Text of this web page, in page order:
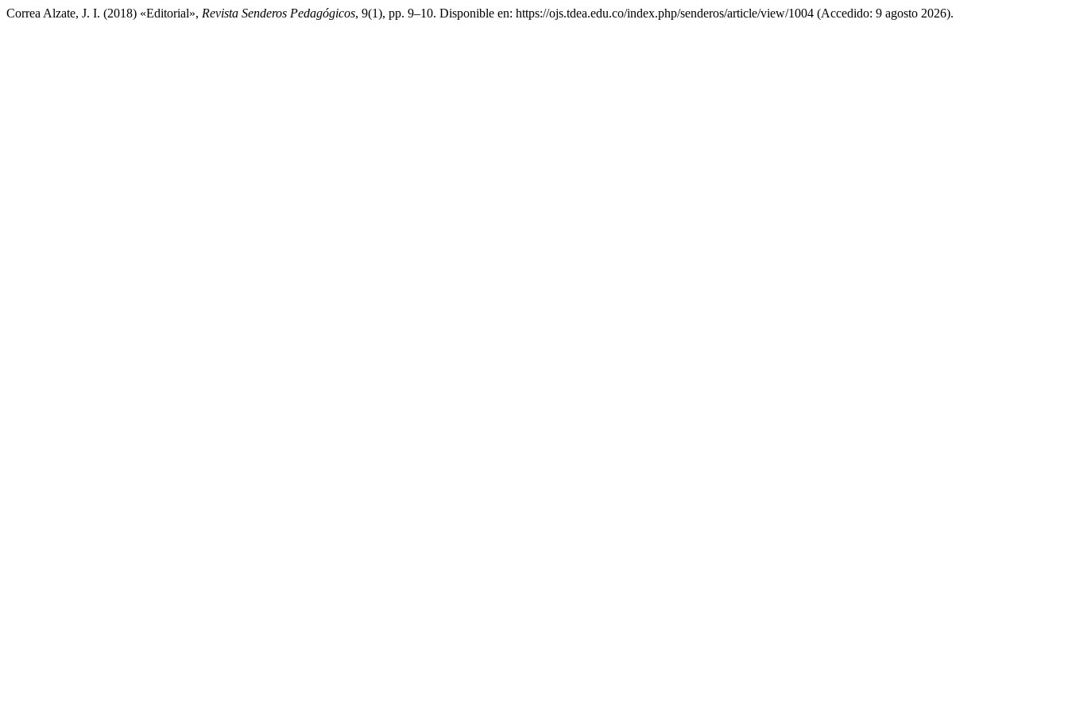
Correa Alzate, J. I. (2018) «Editorial», Revista Senderos Pedagógicos, 9(1), pp. 9–10. Disponible en: https://ojs.tdea.edu.co/index.php/senderos/article/view/1004 (Accedido: 9 agosto 2026).